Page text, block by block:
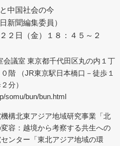
中国社会の今
新聞編集委員）
日（金）１８：４５～２
会議室 東京都千代田区丸の内１丁
階 （JR東京駅日本橋口－徒歩１
分）
somu/bun/bun.html
構北東アジア地域研究事業「北
容：越境から考察する共生への
ンター「東北アジア地域の環